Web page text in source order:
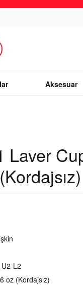
Aksesuar
Laver
L2
oz (Kordajsız)